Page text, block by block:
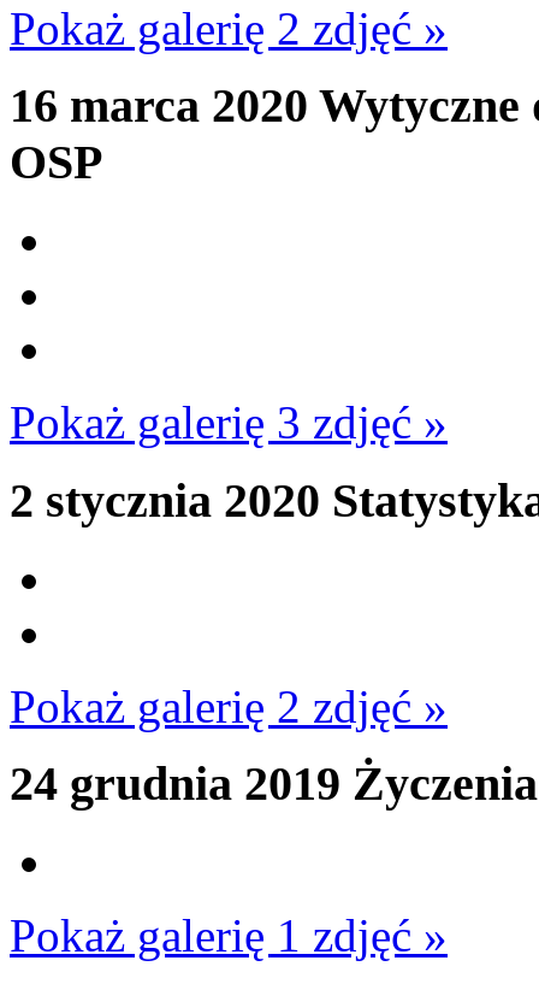
Pokaż galerię 2 zdjęć »
16 marca 2020 Wytyczne
OSP
Pokaż galerię 3 zdjęć »
2 stycznia 2020
Pokaż galerię 2 zdjęć »
24 grudnia 2019
Pokaż galerię 1 zdjęć »